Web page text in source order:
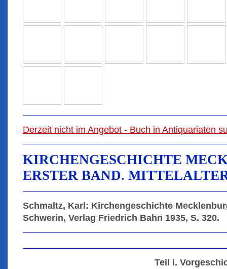
Derzeit nicht im Angebot - Buch in Antiquariaten
KIRCHENGESCHICHTE
ERSTER BAND.
Schmaltz, Karl: Kirchengeschichte
Schwerin, Verlag Friedrich Bahn 1935, S. 320.
Teil I.